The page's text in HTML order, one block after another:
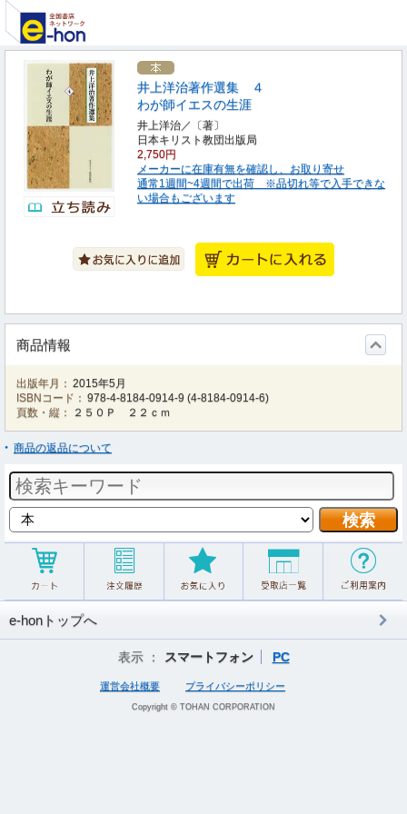
井上洋治著作選集 ４
わが師イエスの生涯
井上洋治／〔著〕
日本キリスト教団出版局
2,750円
メーカーに在庫有無を確認し、お取り寄せ
通常1週間~4週間で出荷 ※品切れ等で入手できな
い場合もございます
商品情報
出版年月： 2015年5月
ISBNコード： 978-4-8184-0914-9 (4-8184-0914-6)
頁数・縦：
２５０Ｐ ２２ｃｍ
商品の返品について
e-honトップへ
表示 ： スマートフォン PC
運営会社概要 プライバシーポリシー
Copyright © TOHAN CORPORATION